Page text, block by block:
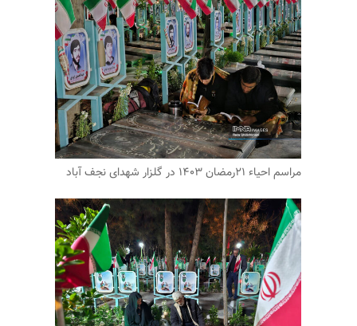
مراسم احیاء ۲۱رمضان ۱۴۰۳ در گلزار شهدای نجف آباد